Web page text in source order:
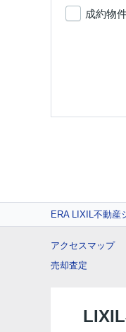
成約物
ERA LIXIL不動
アクセスマップ
売却査定